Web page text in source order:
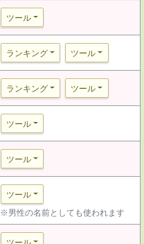
ツール
ランキング ツール
ランキング ツール
ツール
ツール
ツール
※男性の名前としても使われます